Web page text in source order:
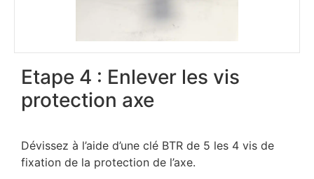
Etape 4 : Enlever les vis
protection axe
Dévissez à l’aide d’une clé BTR de 5 les 4 vis de
fixation de la protection de l’axe.